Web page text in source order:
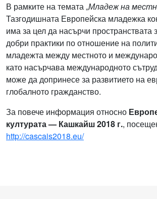
В рамките на темата „Младеж на
Тазгодишната Европейска младежка
има за цел да насърчи пространствата
добри практики по отношение на
младежта между местното и
като насърчава международното
може да допринесе за развитието на
глобалното гражданство.
За повече информация относно
културата — Кашкайш 2018 г.,
http://cascais2018.eu/